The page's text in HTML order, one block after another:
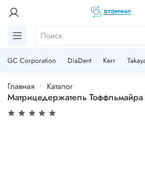
GC Corporation DiaDent Kerr
Главная Каталог
Матрицедержатель